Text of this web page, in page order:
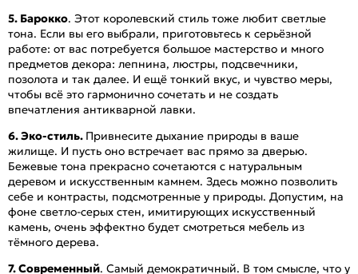
5. Барокко. Этот королевский стиль тоже любит светлые
тона. Если вы его выбрали, приготовьтесь к серьёзной
работе: от вас потребуется большое мастерство и много
предметов декора: лепнина, люстры, подсвечники,
позолота и так далее. И ещё тонкий вкус, и чувство меры,
чтобы всё это гармонично сочетать и не создать
впечатления антикварной лавки.
6. Эко-стиль. Привнесите дыхание природы в ваше
жилище. И пусть оно встречает вас прямо за дверью.
Бежевые тона прекрасно сочетаются с натуральным
деревом и искусственным камнем. Здесь можно позволить
себе и контрасты, подсмотренные у природы. Допустим, на
фоне светло-серых стен, имитирующих искусственный
камень, очень эффектно будет смотреться мебель из
тёмного дерева.
7. Современный. Самый демократичный. В том смысле, что у